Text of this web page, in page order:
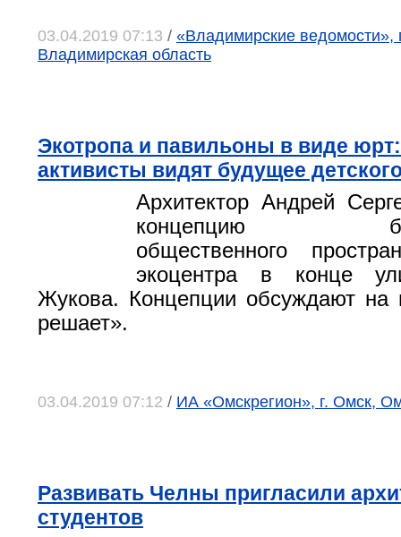
03.04.2019 07:13 / «Владимирские ведомости»,
Владимирская область
Экотропа и павильоны в виде
активисты видят будущее
Архитектор Андрей
концепцию
общественного
экоцентра в конце
Жукова. Концепции обсуждают на
решает».
03.04.2019 07:12 / ИА «Омскрегион», г. Омск,
Развивать Челны пригласили
студентов